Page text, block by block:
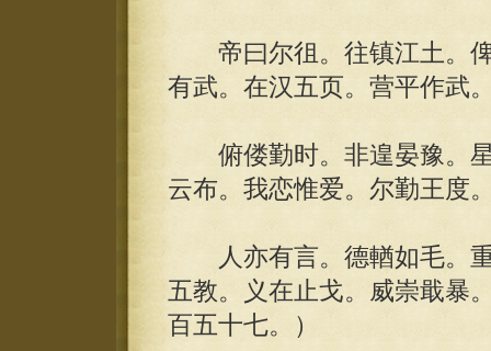
帝曰尔徂。往镇江土。俾
有武。在汉五页。营平作武
俯偻勤时。非遑晏豫。星
云布。我恋惟爱。尔勤王度
人亦有言。德輶如毛。重
五教。义在止戈。威崇戢暴
百五十七。）